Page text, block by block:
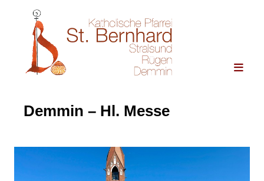
Demmin – Hl. Messe